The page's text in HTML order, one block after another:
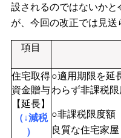
設されるのではないかと
が、今回の改正では見送
項目
住宅取得
資金贈与
【延長】
（↓減税
）
○適用期限を延
わらず非課税
○非課税限度額
良質な住宅家屋